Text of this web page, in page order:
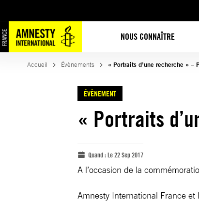
NOUS CONNAÎTRE
Accueil Évènements « Portraits d’une recherche » –
ÉVÈNEMENT
« Portraits
Quand :Le 22 Sep 2017
A l’occasion de la
Amnesty International France